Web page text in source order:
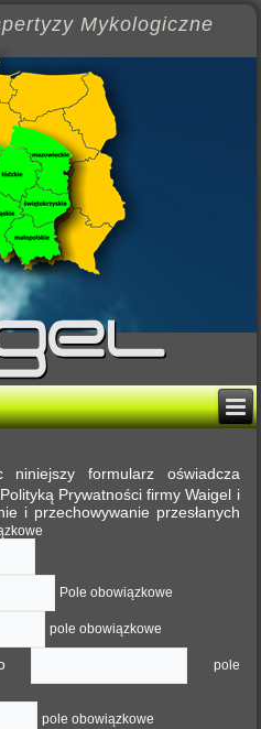
Mykologiczne
niniejszy formularz oświadcza
Prywatności firmy Waigel i
i przechowywanie przesłanych
Pole obowiązkowe
pole obowiązkowe
pole
pole obowiązkowe